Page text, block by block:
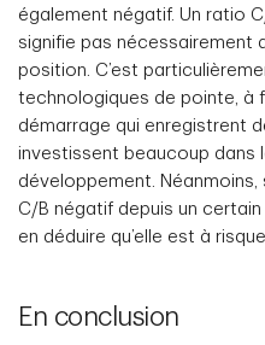
également négatif. Un ratio
signifie pas nécessairement
position. C’est
technologiques de pointe, à
démarrage qui enregistrent
investissent beaucoup dans
développement.
C/B négatif depuis un
en déduire qu’elle est à
En conclusion